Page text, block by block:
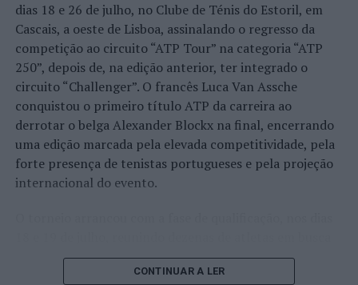
dias 18 e 26 de julho, no Clube de Ténis do Estoril, em
Cascais, a oeste de Lisboa, assinalando o regresso da
competição ao circuito “ATP Tour” na categoria “ATP
250”, depois de, na edição anterior, ter integrado o
circuito “Challenger”. O francês Luca Van Assche
conquistou o primeiro título ATP da carreira ao
derrotar o belga Alexander Blockx na final, encerrando
uma edição marcada pela elevada competitividade, pela
forte presença de tenistas portugueses e pela projeção
internacional do evento.
de um lugar no quadro principal. A cerimónia de
abertura contou com a presença do presidente da
CONTINUAR A LER